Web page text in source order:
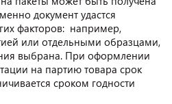
документ удастся
факторов: например,
или отдельными образцами,
выбрана. При оформлении
на партию товара срок
сроком годности